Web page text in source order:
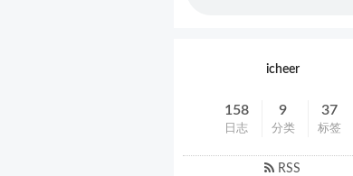
icheer
158
日志
9
分类
37
标签
RSS